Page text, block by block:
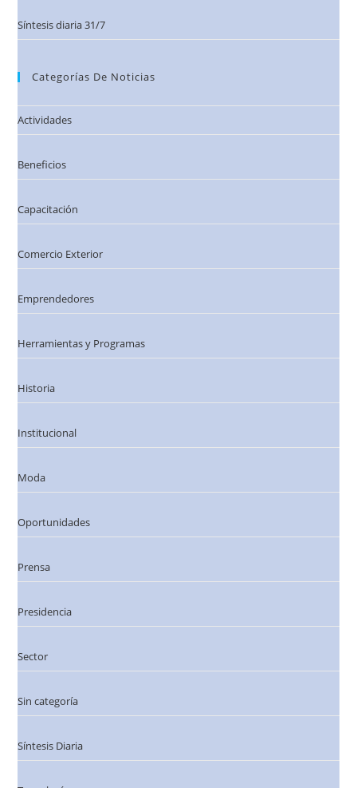
Síntesis diaria 31/7
Categorías De Noticias
Actividades
Beneficios
Capacitación
Comercio Exterior
Emprendedores
Herramientas y Programas
Historia
Institucional
Moda
Oportunidades
Prensa
Presidencia
Sector
Sin categoría
Síntesis Diaria